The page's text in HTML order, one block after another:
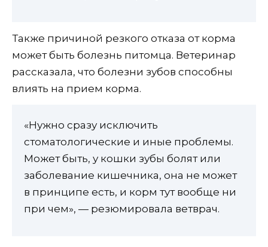
Также причиной резкого отказа от корма
может быть болезнь питомца. Ветеринар
рассказала, что болезни зубов способны
влиять на прием корма.
«Нужно сразу исключить
стоматологические и иные проблемы.
Может быть, у кошки зубы болят или
заболевание кишечника, она не может
в принципе есть, и корм тут вообще ни
при чем», — резюмировала ветврач.